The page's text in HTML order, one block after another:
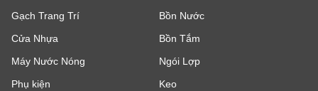
Gạch Trang Trí
Bồn Nước
Cửa Nhựa
Bồn Tắm
Máy Nước Nóng
Ngói Lợp
Phụ kiện
Keo